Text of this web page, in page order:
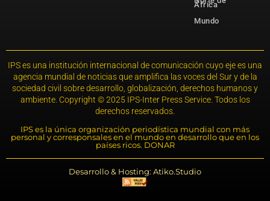
África
Mundo
IPS es una institución internacional de comunicación cuyo eje es una
agencia mundial de noticias que amplifica las voces del Sur y de la
sociedad civil sobre desarrollo, globalización, derechos humanos y
ambiente. Copyright © 2025 IPS-Inter Press Service. Todos los
derechos reservados.
IPS es la única organización periodística mundial con más
personal y corresponsales en el mundo en desarrollo que en los
países ricos. DONAR
Desarrollo & Hosting: Atiko.Studio